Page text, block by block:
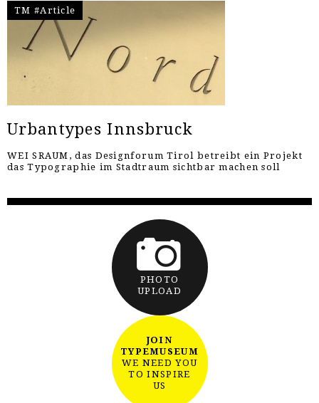
TM #Article
Urbantypes Innsbruck
WEI SRAUM, das Designforum Tirol betreibt ein Projekt
das Typographie im Stadtraum sichtbar machen soll
PHOTO
UPLOAD
JOIN
TYPEMUSEUM
WE NEED YOU
TO INSPIRE
US